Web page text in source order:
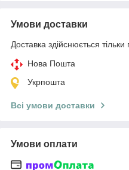
Умови доставки
Доставка здійснюється тільки
Нова Пошта
Укрпошта
Всі умови доставки
Умови оплати